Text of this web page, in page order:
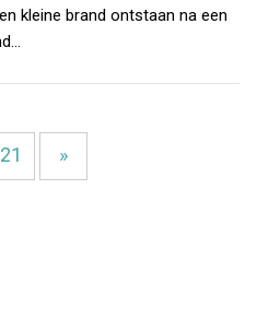
kleine brand ontstaan na een
21 »